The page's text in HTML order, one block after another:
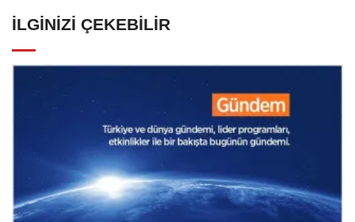
İLGINIZI ÇEKEBILIR